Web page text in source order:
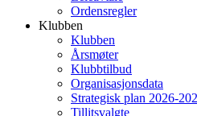
Ordensregler
Klubben
Klubben
Årsmøter
Klubbtilbud
Organisasjonsdata
Strategisk plan 2026-
Tillitsvalgte